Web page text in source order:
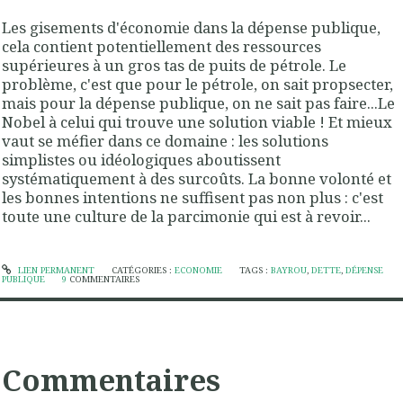
Les gisements d'économie dans la dépense publique,
cela contient potentiellement des ressources
supérieures à un gros tas de puits de pétrole. Le
problème, c'est que pour le pétrole, on sait propsecter,
mais pour la dépense publique, on ne sait pas faire...Le
Nobel à celui qui trouve une solution viable ! Et mieux
vaut se méfier dans ce domaine : les solutions
simplistes ou idéologiques aboutissent
systématiquement à des surcoûts. La bonne volonté et
les bonnes intentions ne suffisent pas non plus : c'est
toute une culture de la parcimonie qui est à revoir...
LIEN PERMANENT CATÉGORIES : ECONOMIE TAGS :BAYROU,DETTE,DÉPENSE
PUBLIQUE 9 COMMENTAIRES
Commentaires